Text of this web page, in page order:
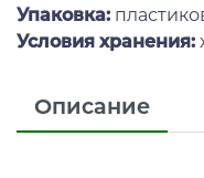
Упаковка:
Условия хранения:
Описание